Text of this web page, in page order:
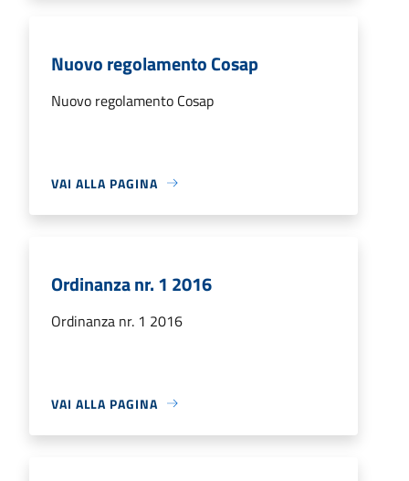
Nuovo regolamento Cosap
Nuovo regolamento Cosap
VAI ALLA PAGINA
Ordinanza nr. 1 2016
Ordinanza nr. 1 2016
VAI ALLA PAGINA